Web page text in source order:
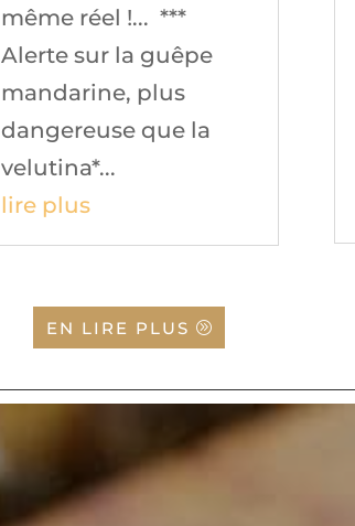
même réel !... ***
Alerte sur la guêpe
mandarine, plus
dangereuse que la
velutina*...
lire plus
EN LIRE PLUS